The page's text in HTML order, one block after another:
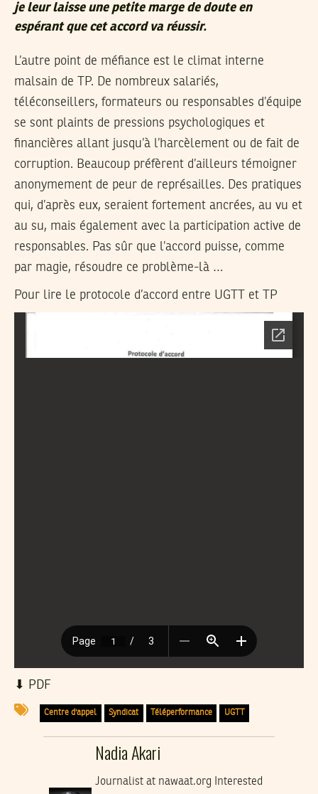
je leur laisse une petite marge de doute en
espérant que cet accord va réussir.
L’autre point de méfiance est le climat interne
malsain de TP. De nombreux salariés,
téléconseillers, formateurs ou responsables d’équipe
se sont plaints de pressions psychologiques et
financières allant jusqu’à l’harcèlement ou de fait de
corruption. Beaucoup préfèrent d’ailleurs témoigner
anonymement de peur de représailles. Des pratiques
qui, d’après eux, seraient fortement ancrées, au vu et
au su, mais également avec la participation active de
responsables. Pas sûr que l’accord puisse, comme
par magie, résoudre ce problème-là …
Pour lire le protocole d’accord entre UGTT et TP
⬇︎ PDF
Centre d'appel Syndicat Téléperformance UGTT
Nadia Akari
Journalist at nawaat.org Interested